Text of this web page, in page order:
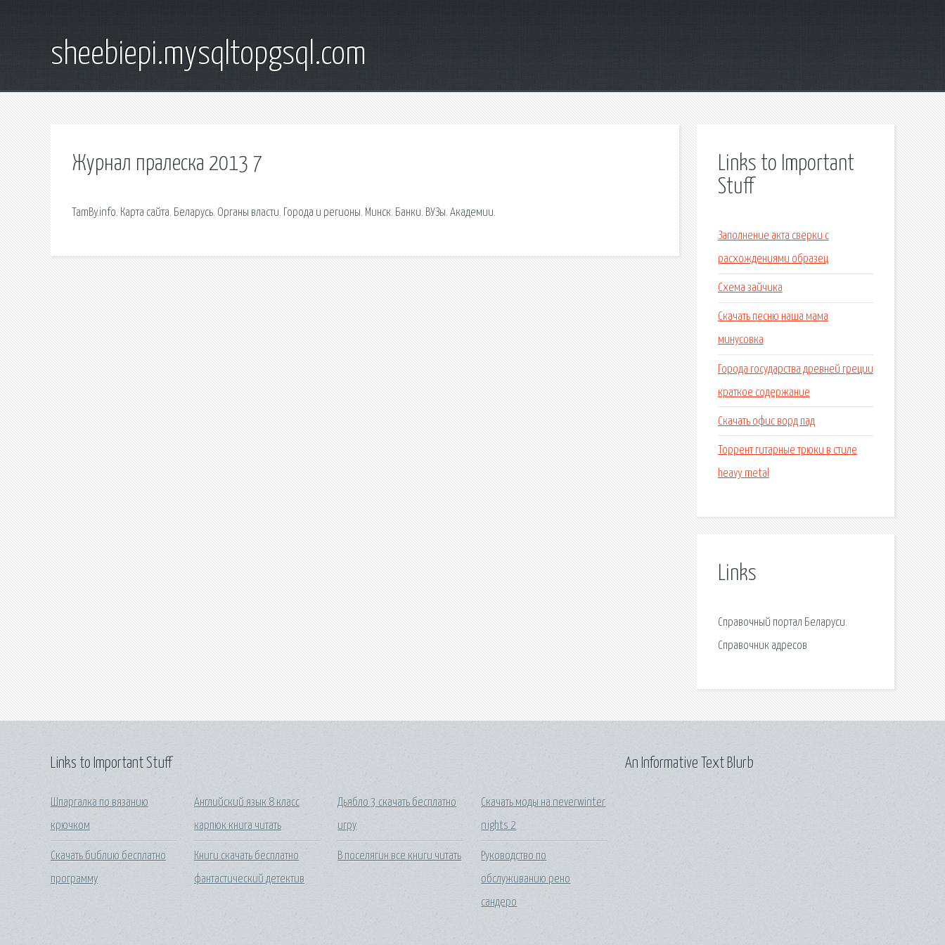
sheebiepi.mysqltopgsql.com
Журнал пралеска 2013 7
TamBy.info. Карта сайта. Беларусь. Органы власти. Города и регионы. Минск. Банки. ВУЗы. Академии.
Links to Important
Stuff
Заполнение акта сверки с
расхождениями образец
Схема зайчика
Скачать песню наша мама
минусовка
Города государства древней греции
краткое содержание
Скачать офис ворд пад
Торрент гитарные трюки в стиле
heavy metal
Links
Справочный портал Беларуси.
Справочник адресов
Links to Important Stuff
Шпаргалка по вязанию
крючком
Скачать библию бесплатно
программу
Английский язык 8 класс
карпюк книга читать
Книги скачать бесплатно
фантастический детектив
Дьябло 3 скачать бесплатно
игру
В поселягин все книги читать
Скачать моды на neverwinter
nights 2
Руководство по
обслуживанию рено
сандеро
An Informative Text Blurb